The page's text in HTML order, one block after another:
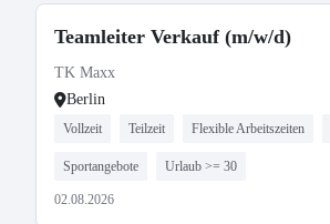
Teamleiter Verkauf (m/w/d)
TK Maxx
Berlin
Vollzeit Teilzeit Flexible Arbeitszeiten
Sportangebote Urlaub >= 30
02.08.2026